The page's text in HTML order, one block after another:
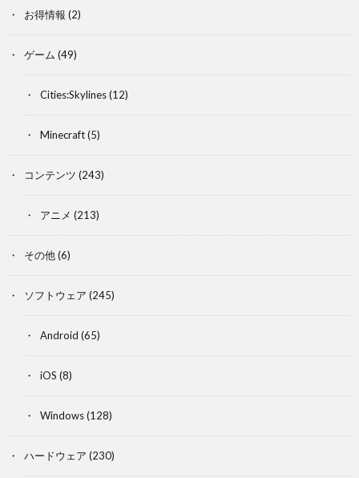
お得情報 (2)
ゲーム (49)
Cities:Skylines(12)
Minecraft(5)
コンテンツ (243)
アニメ (213)
その他(6)
ソフトウェア (245)
Android (65)
iOS (8)
Windows(128)
ハードウェア (230)